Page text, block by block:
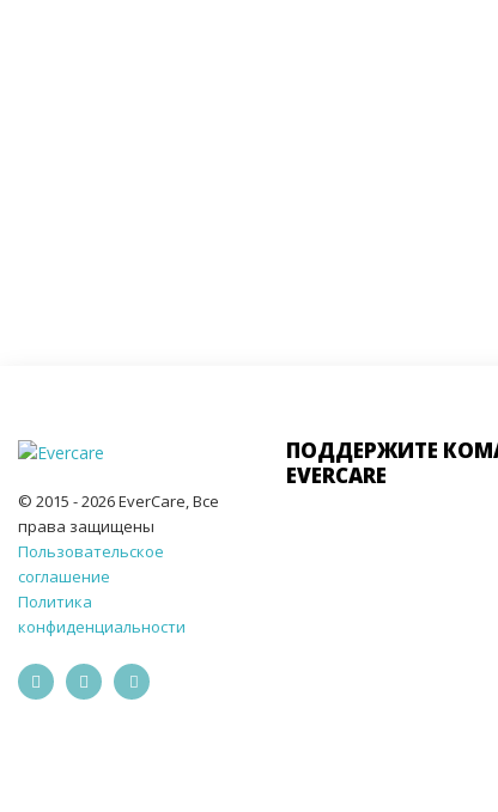
© 2015 - 2026 EverCare, Все
права защищены
Пользовательское
соглашение
Политика
конфиденциальности
ПОДДЕРЖИТЕ
EVERCARE